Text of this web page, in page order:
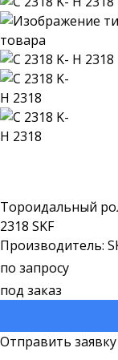
Тороидальный
2318 SKF
Производитель:
по запросу
под заказ
Отправить заявку